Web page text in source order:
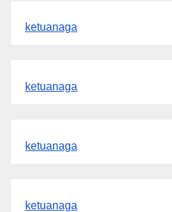
ketuanaga
ketuanaga
ketuanaga
ketuanaga